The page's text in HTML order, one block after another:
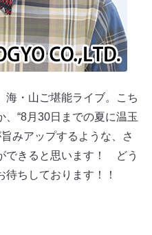
海・山ご堪能ライブ。こち
“8月30日までの夏に温玉
みアップするような、さ
できると思います！ どう
ちしております！！